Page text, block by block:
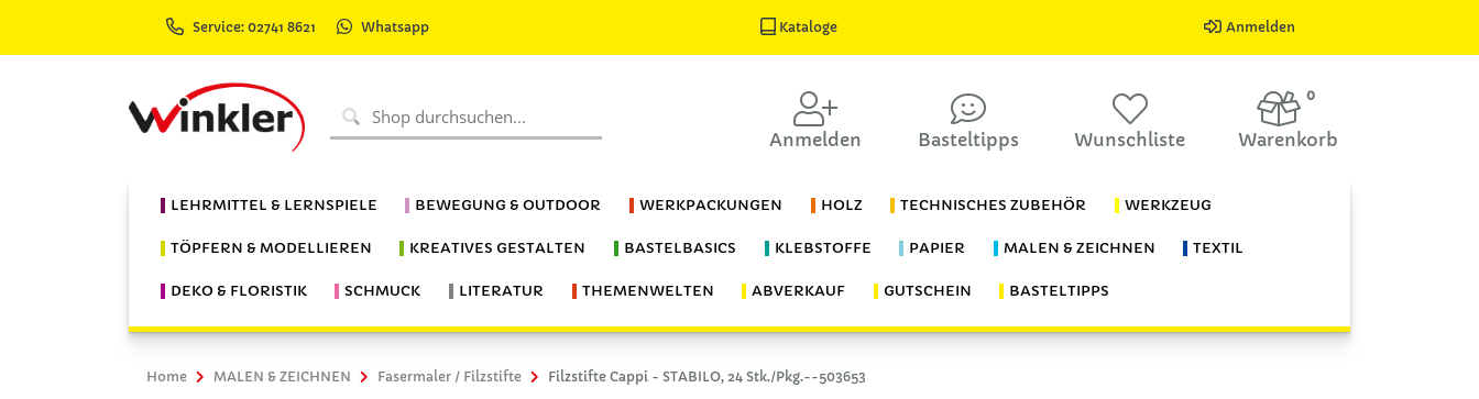
Service: 02741 8621 Whatsapp Kataloge Anmelden
Anmelden Basteltipps Wunschliste
0
Warenkorb
LEHRMITTEL & LERNSPIELE BEWEGUNG & OUTDOOR WERKPACKUNGEN HOLZ TECHNISCHES ZUBEHÖR WERKZEUG
TÖPFERN & MODELLIEREN KREATIVES GESTALTEN BASTELBASICS KLEBSTOFFE PAPIER MALEN & ZEICHNEN TEXTIL
DEKO & FLORISTIK SCHMUCK LITERATUR THEMENWELTEN ABVERKAUF GUTSCHEIN BASTELTIPPS
Home MALEN & ZEICHNEN Fasermaler / Filzstifte Filzstifte Cappi - STABILO, 24 Stk./Pkg.--503653